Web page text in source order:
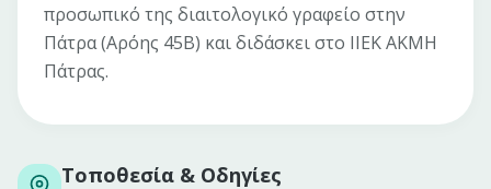
προσωπικό της διαιτολογικό γραφείο στην
Πάτρα (Αρόης 45Β) και διδάσκει στο ΙΙΕΚ ΑΚΜΗ
Πάτρας.
Τοποθεσία & Οδηγίες